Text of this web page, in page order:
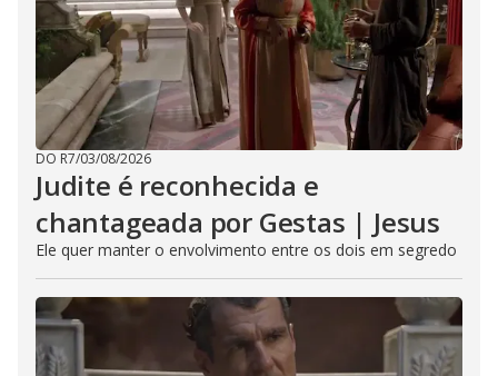
DO R7/03/08/2026
Judite é reconhecida e
chantageada por Gestas | Jesus
Ele quer manter o envolvimento entre os dois em segredo